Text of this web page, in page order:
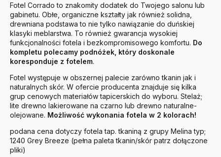
Fotel Corrado to znakomity dodatek do Twojego salonu lub
gabinetu. Obłe, organiczne kształty jak również solidna,
drewniana podstawa to nie tylko nawiązanie do duńskiej
klasyki meblarstwa. To również gwarancja wysokiej
funkcjonalności fotela i bezkompromisowego komfortu. Do
kompletu polecamy podnóżek, który doskonale
koresponduje z fotelem.
Fotel występuje w obszernej palecie zarówno tkanin jak i
naturalnych skór. W ofercie producenta znajduje się kilka
grup cenowych materiałów tapicerskich do wyboru. Stelaż;
lite drewno lakierowane na czarno lub drewno naturalne-
olejowane. Możliwość wykonania fotela w 2 kolorach!
podana cena dotyczy fotela tap. tkaniną z grupy Melina typ;
1240 Grey Breeze (pełna paleta tkanin/skór patrz dołączone
pliki)